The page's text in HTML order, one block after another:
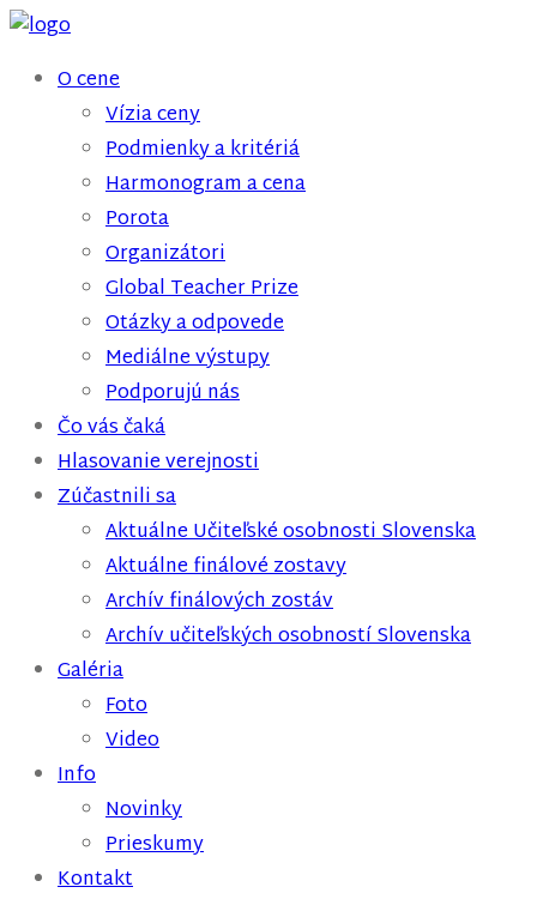
O cene
Vízia ceny
Podmienky a kritériá
Harmonogram a cena
Porota
Organizátori
Global Teacher Prize
Otázky a odpovede
Mediálne výstupy
Podporujú nás
Čo vás čaká
Hlasovanie verejnosti
Zúčastnili sa
Aktuálne Učiteľské osobnosti Slovenska
Aktuálne finálové zostavy
Archív finálových zostáv
Archív učiteľských osobností Slovenska
Galéria
Foto
Video
Info
Novinky
Prieskumy
Kontakt